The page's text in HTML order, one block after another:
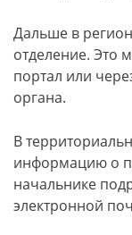
Дальше в
отделение. Это
портал или
органа.
В
информацию о
начальнике
электронной